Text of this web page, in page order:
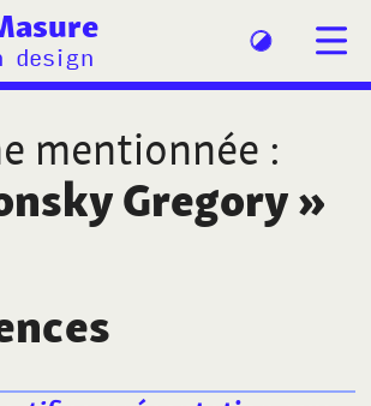
design
mentionnée :
Gregory»